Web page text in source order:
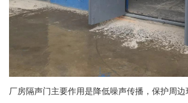
厂房隔声门主要作用是降低噪声传播，保护周